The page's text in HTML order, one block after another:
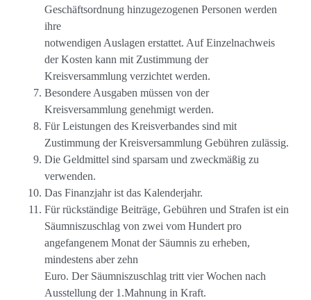
Geschäftsordnung hinzugezogenen Personen werden
ihre
notwendigen Auslagen erstattet. Auf Einzelnachweis
der Kosten kann mit Zustimmung der
Kreisversammlung verzichtet werden.
Besondere Ausgaben müssen von der
Kreisversammlung genehmigt werden.
Für Leistungen des Kreisverbandes sind mit
Zustimmung der Kreisversammlung Gebühren zulässig.
Die Geldmittel sind sparsam und zweckmäßig zu
verwenden.
Das Finanzjahr ist das Kalenderjahr.
Für rückständige Beiträge, Gebühren und Strafen ist ein
Säumniszuschlag von zwei vom Hundert pro
angefangenem Monat der Säumnis zu erheben,
mindestens aber zehn
Euro. Der Säumniszuschlag tritt vier Wochen nach
Ausstellung der 1.Mahnung in Kraft.